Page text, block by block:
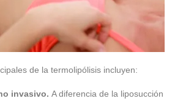
de la termolipólisis incluyen:
invasivo. A diferencia de la liposucción